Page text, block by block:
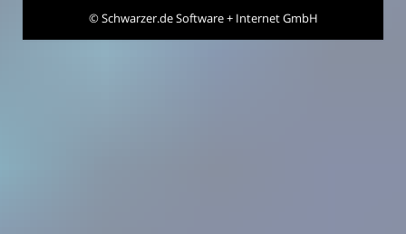
©Schwarzer.de Software + Internet GmbH